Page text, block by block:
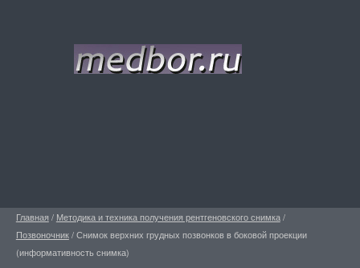
Главная / Методика и техника получения рентгеновского снимка/
Позвоночник/Снимок верхних грудных позвонков в боковой проекции
(информативность снимка)